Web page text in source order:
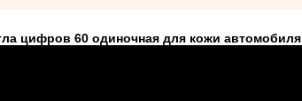
цифров 60 одиночная для кожи автомобиля